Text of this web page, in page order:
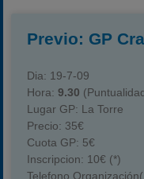
Previo: GP
Dia: 19-7-09
Hora: 9.30
Lugar GP: La Torre
Precio: 35€
Cuota GP: 5€
Inscripcion: 10€ (*)
Telefono